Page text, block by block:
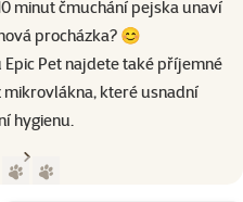
minut čmuchání pejska unaví
procházka? 😊
Pet najdete také příjemné
které usnadní
hygienu.
strana
Následující strana